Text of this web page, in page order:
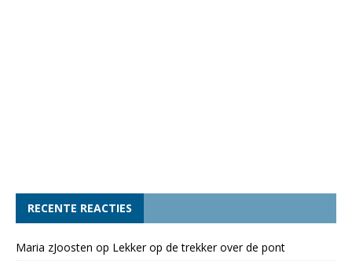
RECENTE REACTIES
Maria zJoosten op Lekker op de trekker over de pont